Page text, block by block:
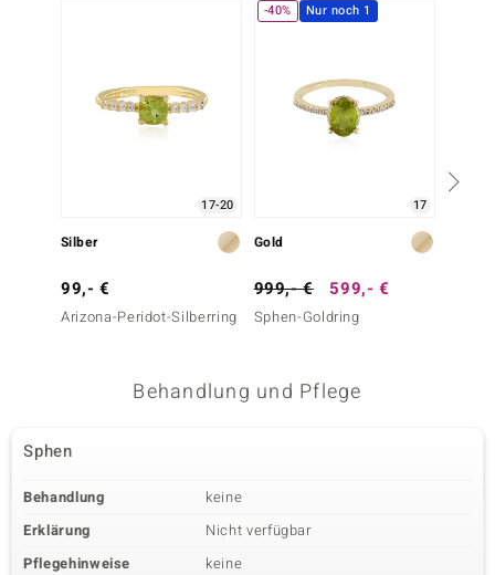
17-20
Silber
99,- €
Arizona-Peridot-Silberring
-40% Nur noch 1
17
Gold
999,- € 599,- €
Sphen-Goldring
Behandlung und Pflege
Sphen
Behandlung
keine
Erklärung
Nicht verfügbar
Pflegehinweise
keine